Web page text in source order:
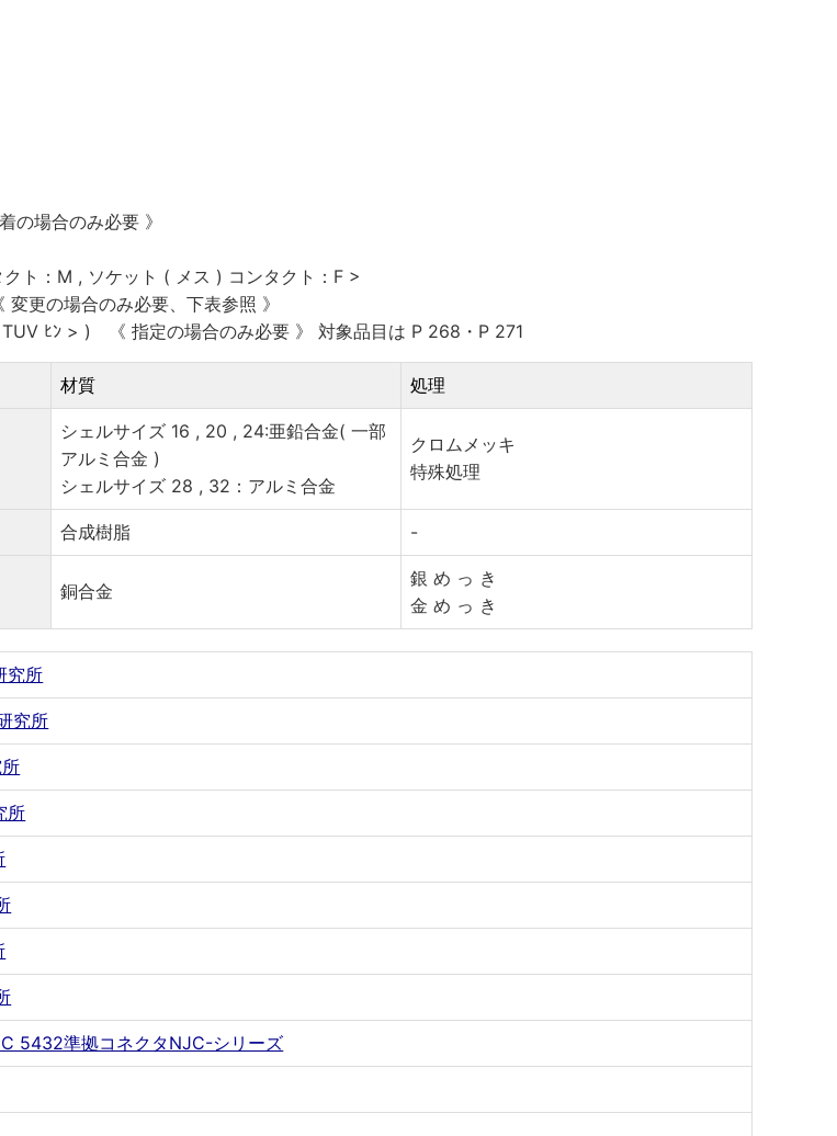
の場合のみ必要 》
ト：M , ソケット ( メス ) コンタクト：F >
更の場合のみ必要、下表参照 》
ﾋﾝ > ) 《 指定の場合のみ必要 》 対象品目は P 268・P 271
材質 処理
シェルサイズ 16 , 20 , 24:亜鉛合金( 一部
アルミ合金 )
シェルサイズ 28 , 32：アルミ合金
クロムメッキ
特殊処理
合成樹脂 -
銅合金
銀 め っ き
金 め っ き
究所
究所
所
5432準拠コネクタNJC-シリーズ